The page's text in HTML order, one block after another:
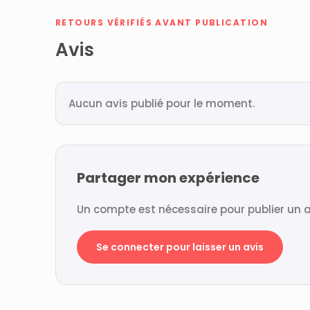
RETOURS VÉRIFIÉS AVANT PUBLICATION
Avis
Aucun avis publié pour le moment.
Partager mon expérience
Un compte est nécessaire pour publier un
Se connecter pour laisser un avis